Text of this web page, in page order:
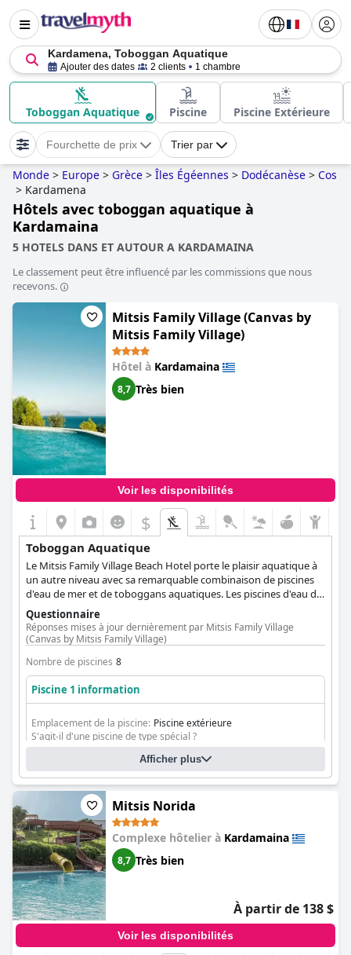
Kardamena, Toboggan Aquatique
Ajouter des dates 2 clients 1 chambre
Toboggan Aquatique Piscine Piscine Extérieure
Fourchette de prix Trier par
Monde > Europe > Grèce > Îles Égéennes > Dodécanèse > Cos
> Kardamena
Hôtels avec toboggan aquatique à
Kardamaina
5 HOTELS DANS ET AUTOUR A KARDAMAINA
Le classement peut être influencé par les commissions que nous
recevons.
Mitsis Family Village (Canvas by
Mitsis Family Village)
Hôtel à Kardamaina
8,7 Très bien
Voir les disponibilités
$
Toboggan Aquatique
Le Mitsis Family Village Beach Hotel porte le plaisir aquatique à
un autre niveau avec sa remarquable combinaison de piscines
d'eau de mer et de toboggans aquatiques. Les piscines d'eau de
mer, un havre de rafraîchissement séduisant, offrent aux clients
une chance unique de ressentir la touche vivifiante de l'océan
dans l'enceinte même de l'hôtel. Quant aux toboggans
aquatiques, ils ajoutent un élément exaltant à l'ambiance
sereine. Les passagers peuvent éprouver des sensations fortes
en glissant à grande vitesse, en prenant des virages serrés avant
de terminer leur voyage par un plongeon dans les piscines d'eau
de mer revitalisantes. Ce délicieux mélange de tranquillité et de
sensations fortes au Mitsis Family Village Beach Hotel garantit
une expérience aquatique inoubliable à chaque visiteur, gravant
des souvenirs précieux de rires, d'excitation et de joie partagée.
Questionnaire
Réponses mises à jour dernièrement par Mitsis Family Village
(Canvas by Mitsis Family Village)
Nombre de piscines 8
Piscine 1 information
Emplacement de la piscine: Piscine extérieure
S'agit-il d'une piscine de type spécial ?
Piscine d'eau salée
Piscine séparée peu profonde pour les enfants
Kid's and waterslides pools with Fresh Water
Afficher plus
Mitsis Norida
Complexe hôtelier à Kardamaina
8,7 Très bien
À partir de 138 $
Voir les disponibilités